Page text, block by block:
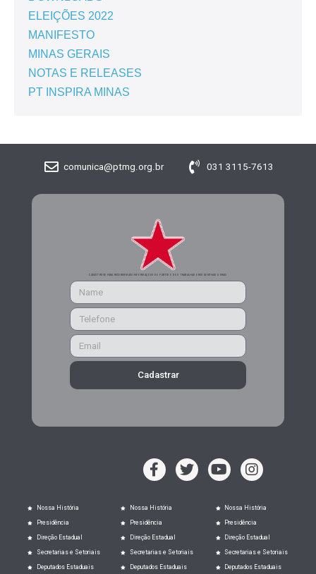
ELEIÇÕES 2022
MANIFESTO
MINAS GERAIS
NOTAS E RELEASES
PT INSPIRA MINAS
comunica@ptmg.org.br 031 3115-7613
CADASTRE-SE PARA RECEBER MAIS INFORMAÇÕES DO PARTIDO DOS TRABALHADORES DE MINAS GERAIS
Cadastrar
Nossa História
Presidência
Direção Estadual
Secretarias e Setoriais
Deputados Estaduais
Nossa História
Presidência
Direção Estadual
Secretarias e Setoriais
Deputados Estaduais
Nossa História
Presidência
Direção Estadual
Secretarias e Setoriais
Deputados Estaduais